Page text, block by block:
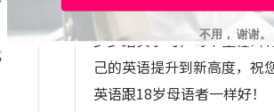
跟随功夫英语的10个里程碑
步步踏实学习，每个里程碑
己的英语提升到新高度，祝
英语跟18岁母语者一样好！
不用， 谢谢。